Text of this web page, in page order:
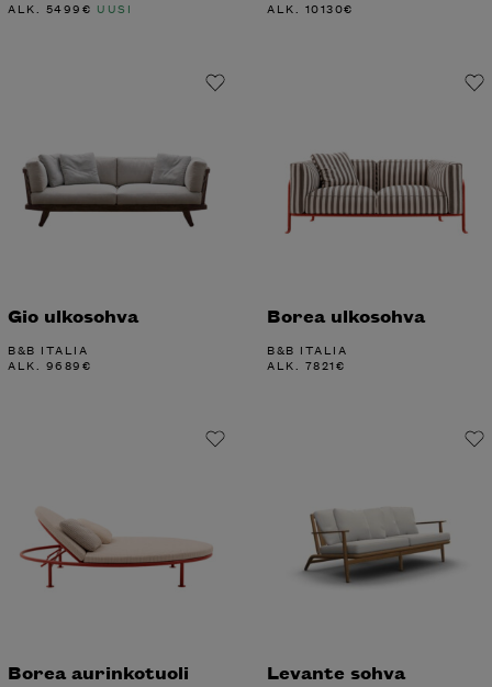
ALK. 5499€ UUSI ALK. 10130€
Gio ulkosohva
B&B ITALIA
ALK. 9689€
Borea ulkosohva
B&B ITALIA
ALK. 7821€
Borea aurinkotuoli Levante sohva